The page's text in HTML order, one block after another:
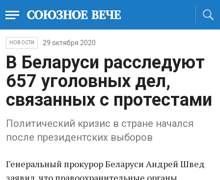
НОВОСТИ 29 октября 2020
В Беларуси расследуют
657 уголовных дел,
связанных с протестами
Политический кризис в стране начался
после президентских выборов
Генеральный прокурор Беларуси Андрей Швед
заявил, что правоохранительные органы